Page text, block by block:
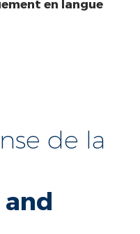
en langue
de la